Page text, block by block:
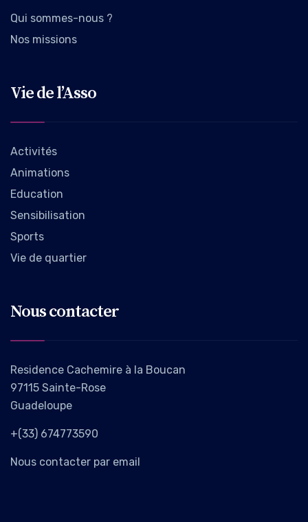
Qui sommes-nous ?
Nos missions
Vie de l’Asso
Activités
Animations
Education
Sensibilisation
Sports
Vie de quartier
Nous contacter
Residence Cachemire à la Boucan
97115 Sainte-Rose
Guadeloupe
+(33) 674773590
Nous contacter par email